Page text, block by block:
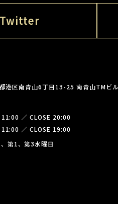
区南青山6丁目13-25 南青山TMビ
／ CLOSE 20:00
／ CLOSE 19:00
第1、第3水曜日